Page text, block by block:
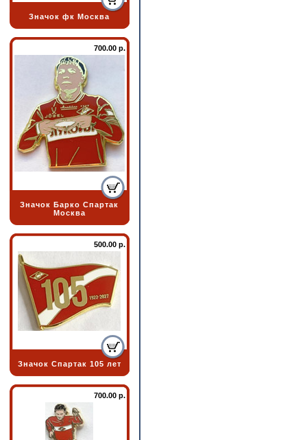
Значок фк Москва
700.00 р.
Значок Барко Спартак
Москва
500.00 р.
Значок Спартак 105 лет
700.00 р.